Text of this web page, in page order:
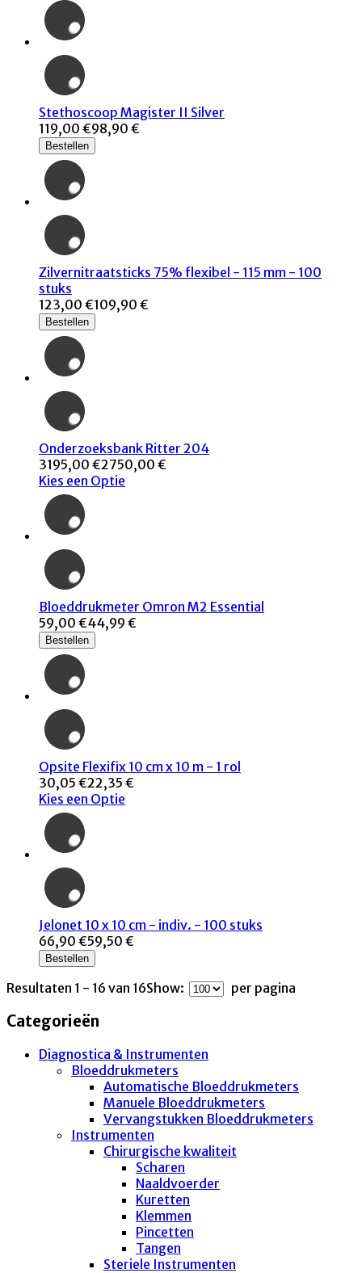
Stethoscoop Magister II Silver
119,00 €98,90 €
Bestellen
Zilvernitraatsticks 75% flexibel - 115 mm - 100
stuks
123,00 €109,90 €
Bestellen
Onderzoeksbank Ritter 204
3195,00 €2750,00 €
Kies een Optie
Bloeddrukmeter Omron M2 Essential
59,00 €44,99 €
Bestellen
Opsite Flexifix 10 cm x 10 m - 1 rol
30,05 €22,35 €
Kies een Optie
Jelonet 10 x 10 cm - indiv. - 100 stuks
66,90 €59,50 €
Bestellen
Resultaten 1 - 16 van 16Show: per pagina
Categorieën
Diagnostica & Instrumenten
Bloeddrukmeters
Automatische Bloeddrukmeters
Manuele Bloeddrukmeters
Vervangstukken Bloeddrukmeters
Instrumenten
Chirurgische kwaliteit
Scharen
Naaldvoerder
Kuretten
Klemmen
Pincetten
Tangen
Steriele Instrumenten